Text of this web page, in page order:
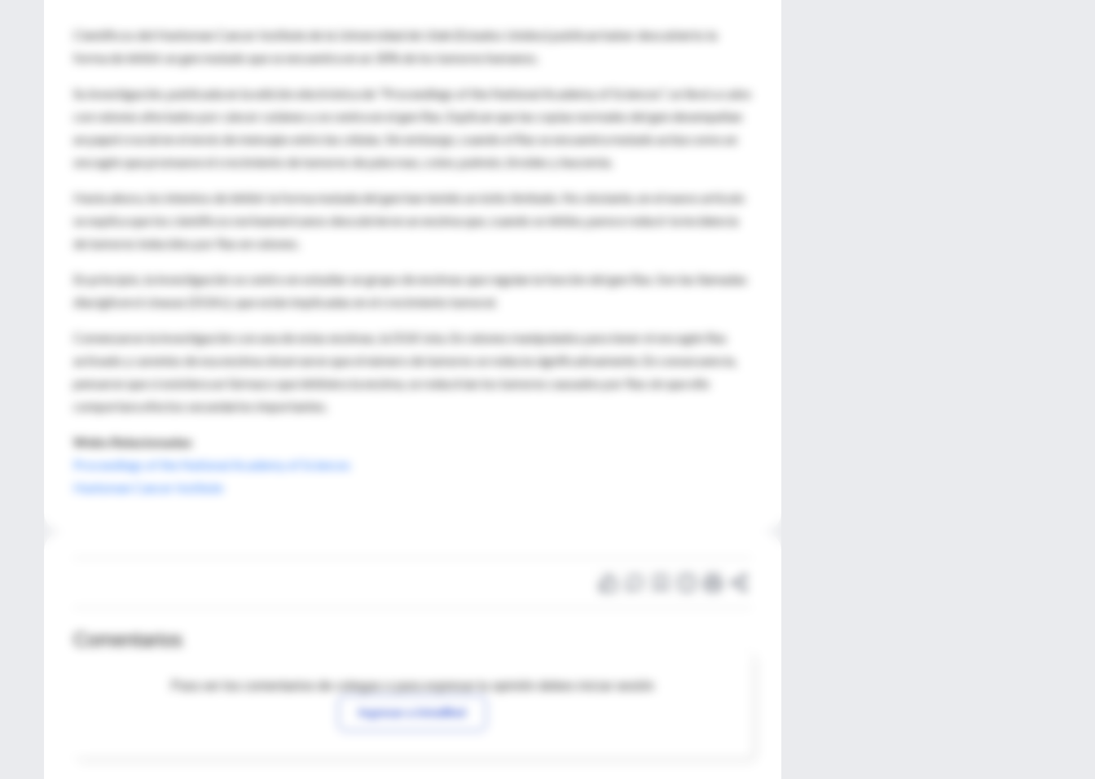
Científicos del Huntsman Cancer Institute de la Universidad de Utah (Estados Unidos) publican haber descubierto la
forma de inhibir un gen mutado que se encuentra en un 30% de los tumores humanos.
Su investigación, publicada en la edición electrónica de "Proceedings of the National Academy of Sciences", se llevó a cabo
con ratones afectados por cáncer cutáneo y se centra en el gen Ras. Explican que las copias normales del gen desempeñan
un papel crucial en el envío de mensajes entre las células. Sin embargo, cuando el Ras se encuentra mutado actúa como un
oncogén que promueve el crecimiento de tumores de páncreas, colon, pulmón, tiroides y leucemia.
Hasta ahora, los intentos de inhibir la forma mutada del gen han tenido un éxito limitado. No obstante, en el nuevo artículo
se explica que los científicos norteamericanos descubrieron un enzima que, cuando se inhibe, parece reducir la incidencia
de tumores inducidos por Ras en ratones.
En principio, la investigación se centro en estudiar un grupo de enzimas que regulan la función del gen Ras. Son las llamadas
diaciglicerol cinasas (DGKs), que están implicadas en el crecimiento tumoral.
Comenzaron la investigación con una de estas enzimas, la DGK iota. En ratones manipulados para tener el oncogén Ras
activado y carentes de esa enzima observaron que el número de tumores se reducía significativamente. En consecuencia,
pensaron que si existiera un fármaco que inhibiera la enzima, se reducirían los tumores causados por Ras sin que ello
comportara efectos secundarios importantes.
Webs Relacionadas
Proceedings of the National Academy of Sciences
Huntsman Cancer Institute
Comentarios
Para ver los comentarios de colegas o para expresar tu opinión debes iniciar sesión
Ingresar a IntraMed